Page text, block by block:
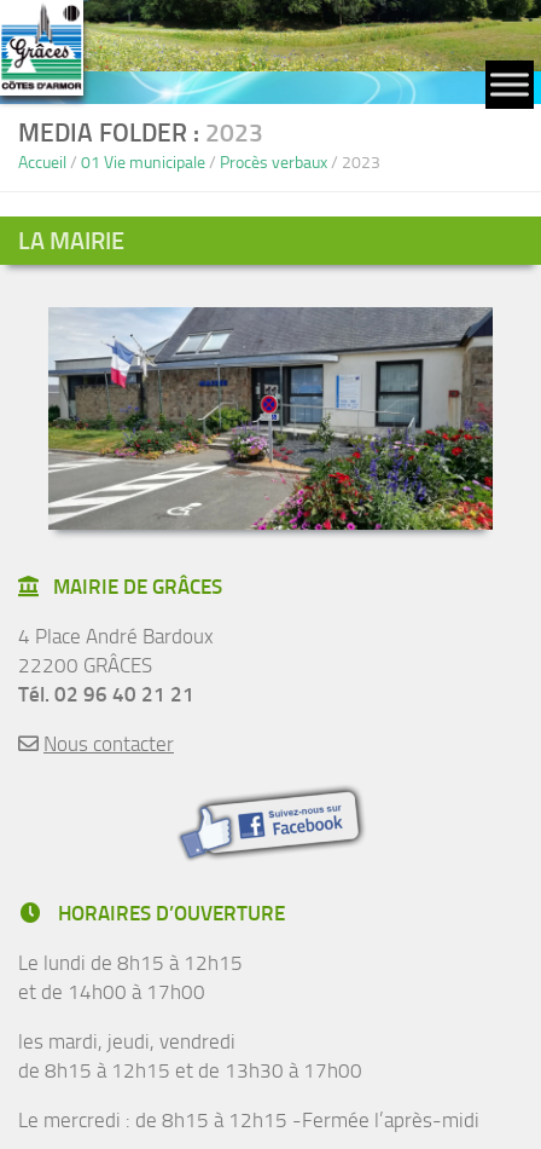
Skip to content
MEDIA FOLDER : 2023
Accueil / 01 Vie municipale / Procès verbaux / 2023
LA MAIRIE
MAIRIE DE GRÂCES
4 Place André Bardoux
22200 GRÂCES
Tél. 02 96 40 21 21
Nous contacter
HORAIRES D’OUVERTURE
Le lundi de 8h15 à 12h15
et de 14h00 à 17h00
les mardi, jeudi, vendredi
de 8h15 à 12h15 et de 13h30 à 17h00
Le mercredi : de 8h15 à 12h15 -Fermée l’après-midi